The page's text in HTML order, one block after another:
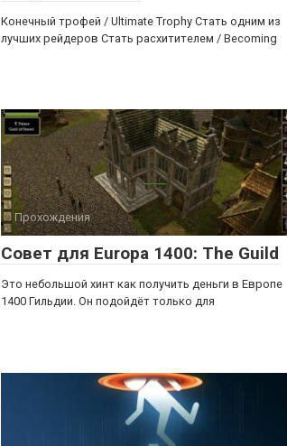
Конечный трофей / Ultimate Trophy Стать одним из
лучших рейдеров Стать расхитителем / Becoming
Прохождения
Совет для Europa 1400: The Guild
Это небольшой хинт как получить деньги в Европе
1400 Гильдии. Он подойдёт только для